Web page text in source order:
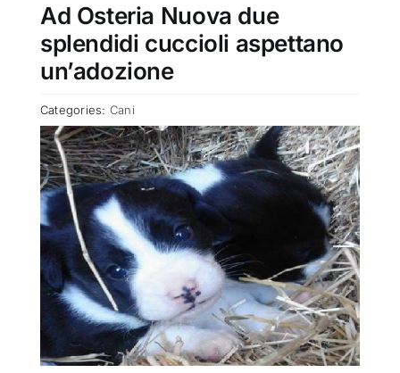
SMARRITI O DA ADOTTARE
ADOTTATI O RITROVATI
ATTUALITÀ
VIDEO
CHI SIAMO
RUBRICHE
Ad Osteria Nuova due
splendidi cuccioli aspettano
un’adozione
Categories: Cani